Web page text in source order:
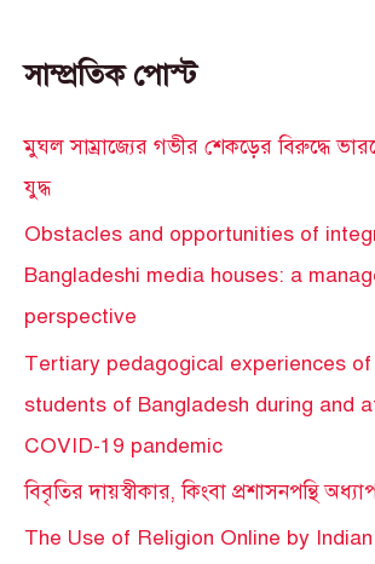
সাম্প্রতিক পোস্ট
মুঘল সাম্রাজ্যের গভীর শেকড়ের বিরুদ্ধে
যুদ্ধ
Obstacles and opportunities of
Bangladeshi media houses: a
perspective
Tertiary pedagogical experiences
students of Bangladesh during and
COVID-19 pandemic
বিবৃতির দায়স্বীকার, কিংবা প্রশাসনপন্থি
The Use of Religion Online by